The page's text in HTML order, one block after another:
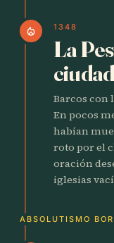
local_fire_department 1348
La
ciudad
Barcos con
En pocos
habían
roto por el
oración
iglesias
ABSOLUTISMO